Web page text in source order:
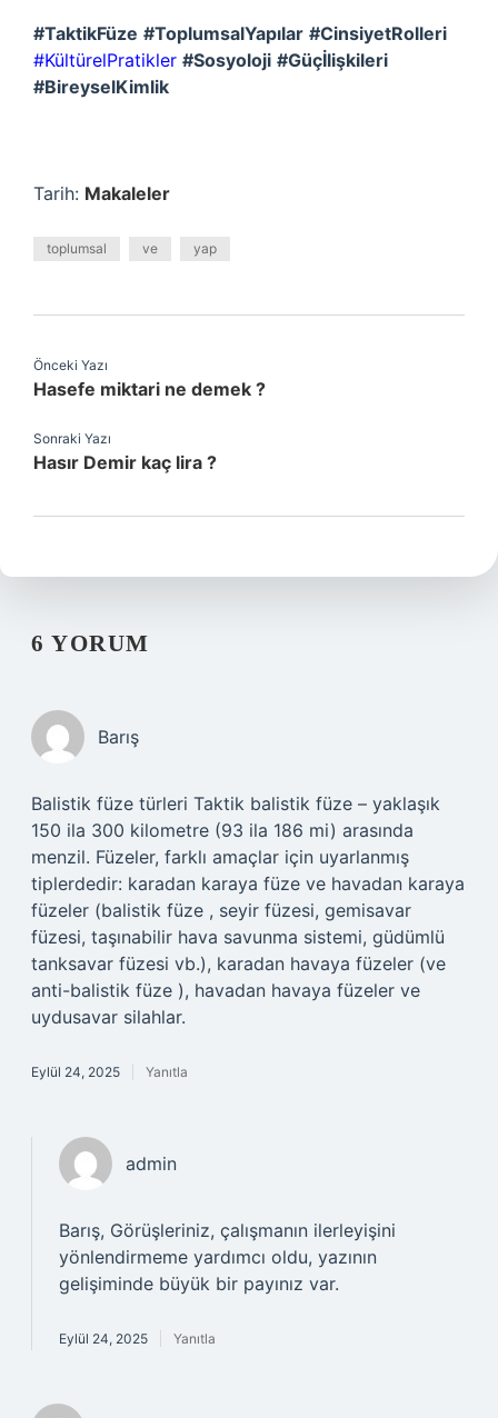
#TaktikFüze #ToplumsalYapılar #CinsiyetRolleri
#KültürelPratikler #Sosyoloji #Güçİlişkileri
#BireyselKimlik
Tarih: Makaleler
toplumsal ve yap
Önceki Yazı
Hasefe miktari ne demek ?
Sonraki Yazı
Hasır Demir kaç lira ?
6 YORUM
Barış
Balistik füze türleri Taktik balistik füze – yaklaşık
150 ila 300 kilometre (93 ila 186 mi) arasında
menzil. Füzeler, farklı amaçlar için uyarlanmış
tiplerdedir: karadan karaya füze ve havadan karaya
füzeler (balistik füze , seyir füzesi, gemisavar
füzesi, taşınabilir hava savunma sistemi, güdümlü
tanksavar füzesi vb.), karadan havaya füzeler (ve
anti-balistik füze ), havadan havaya füzeler ve
uydusavar silahlar.
Eylül 24, 2025 Yanıtla
admin
Barış, Görüşleriniz, çalışmanın ilerleyişini
yönlendirmeme yardımcı oldu, yazının
gelişiminde büyük bir payınız var.
Eylül 24, 2025 Yanıtla